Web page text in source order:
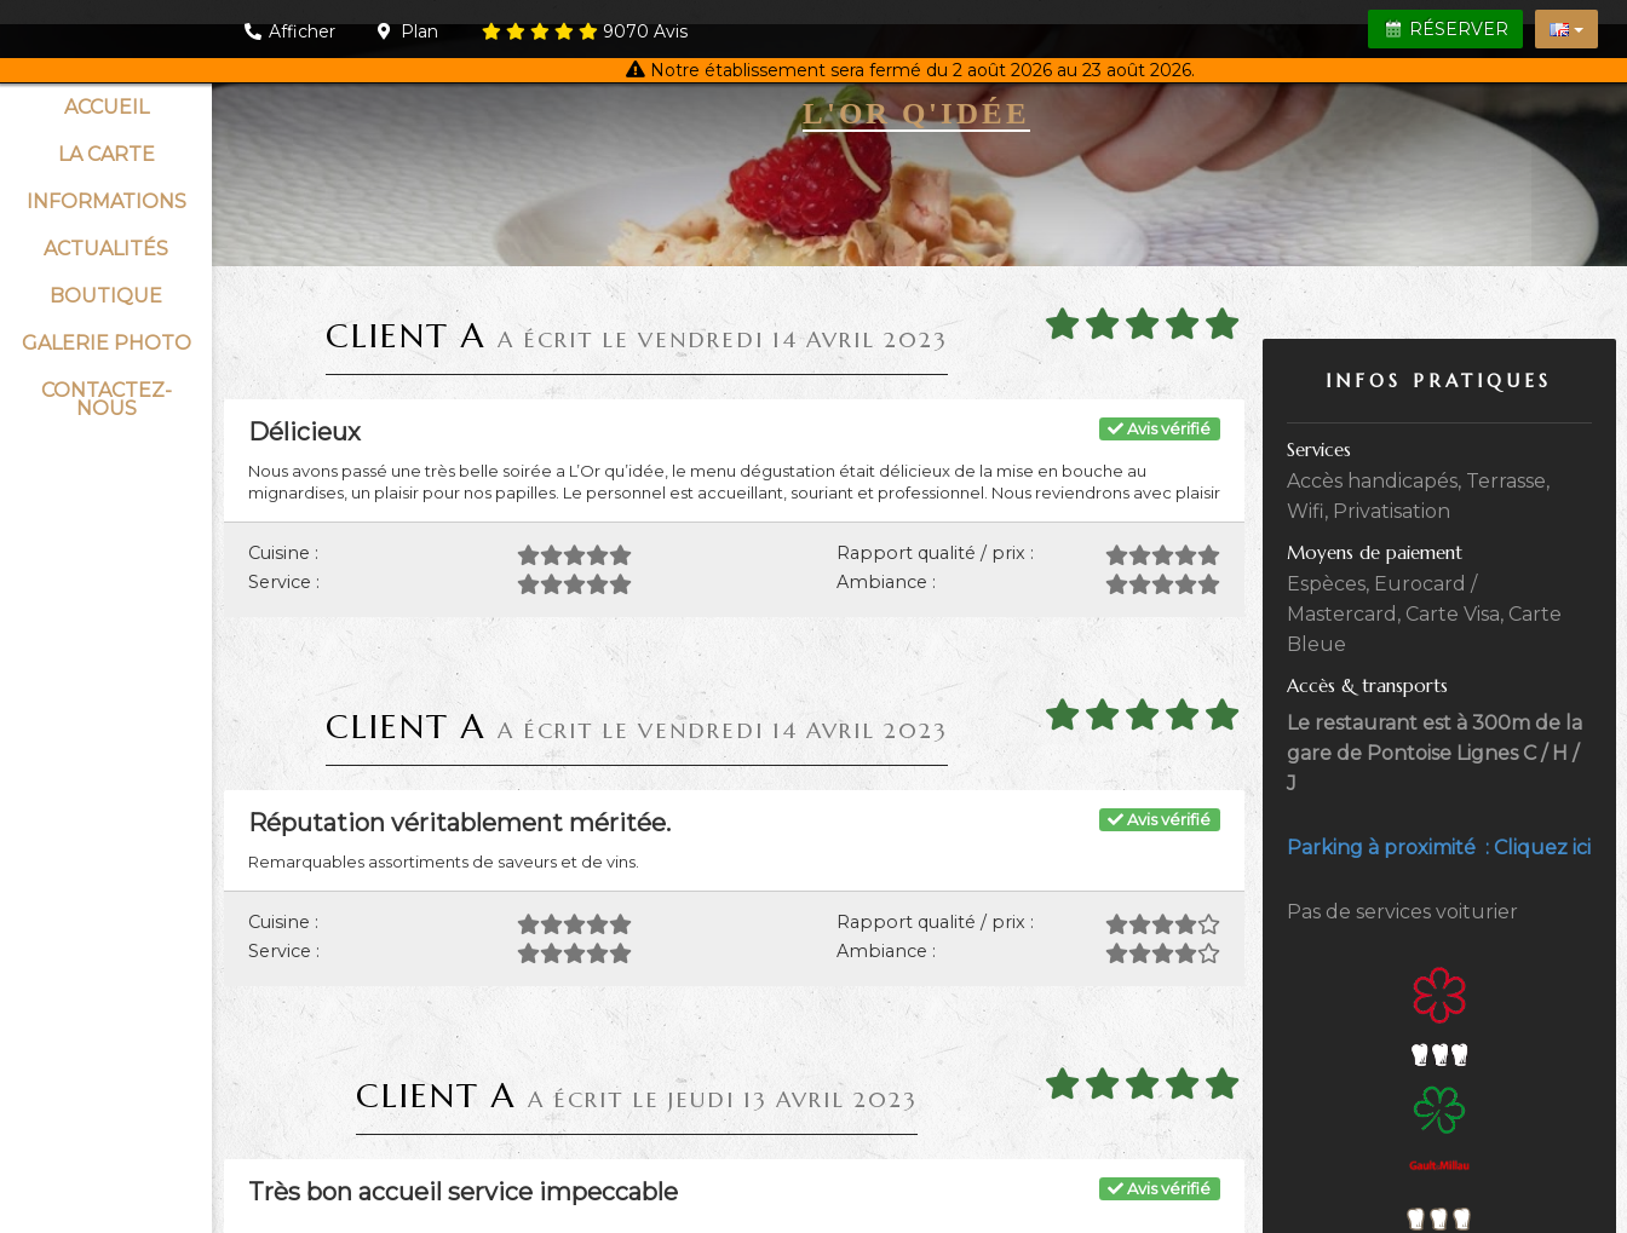
RÉSERVER
Afficher Plan 9070Avis
Notre établissement sera fermé du 2 août 2026 au 23 août 2026.
L'OR Q'IDÉE
ACCUEIL
LA CARTE
INFORMATIONS
ACTUALITÉS
BOUTIQUE
GALERIE PHOTO
CONTACTEZ-
NOUS
CLIENT A A ÉCRIT LE VENDREDI 14 AVRIL 2023
Avis vérifié
Délicieux
Nous avons passé une très belle soirée a L’Or qu’idée, le menu dégustation était délicieux de la mise en bouche au
mignardises, un plaisir pour nos papilles. Le personnel est accueillant, souriant et professionnel. Nous reviendrons avec plaisir
Cuisine :
Rapport qualité / prix :
Service :
Ambiance :
CLIENT A A ÉCRIT LE VENDREDI 14 AVRIL 2023
Avis vérifié
Réputation véritablement méritée.
Remarquables assortiments de saveurs et de vins.
Cuisine :
Rapport qualité / prix :
Service :
Ambiance :
CLIENT A A ÉCRIT LE JEUDI 13 AVRIL 2023
Avis vérifié
Très bon accueil service impeccable
INFOS PRATIQUES
Services
Accès handicapés, Terrasse,
Wifi, Privatisation
Moyens de paiement
Espèces, Eurocard /
Mastercard, Carte Visa, Carte
Bleue
Accès & transports
Le restaurant est à 300m de la
gare de Pontoise Lignes C / H /
J
Parking à proximité : Cliquez ici
Pas de services voiturier